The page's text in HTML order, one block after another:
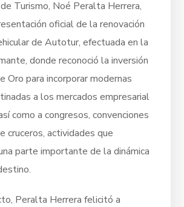
Turismo, Noé Peralta Herrera,
oficial de la renovación
de Autotur, efectuada en la
donde reconoció la inversión
Oro para incorporar modernas
a los mercados empresarial
como a congresos, convenciones
cruceros, actividades que
parte importante de la dinámica
Peralta Herrera felicitó a